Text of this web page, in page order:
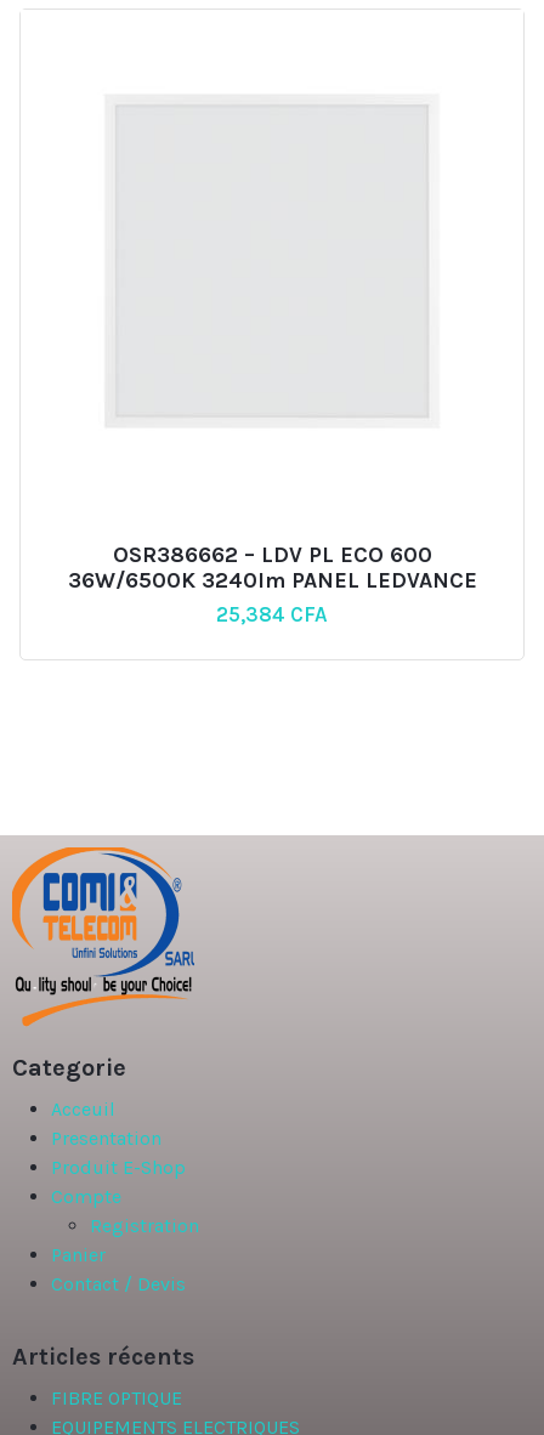
OSR386662 – LDV PL ECO 600
36W/6500K 3240lm PANEL LEDVANCE
25,384 CFA
Categorie
Acceuil
Presentation
Produit E-Shop
Compte
Registration
Panier
Contact / Devis
Articles récents
FIBRE OPTIQUE
EQUIPEMENTS ELECTRIQUES